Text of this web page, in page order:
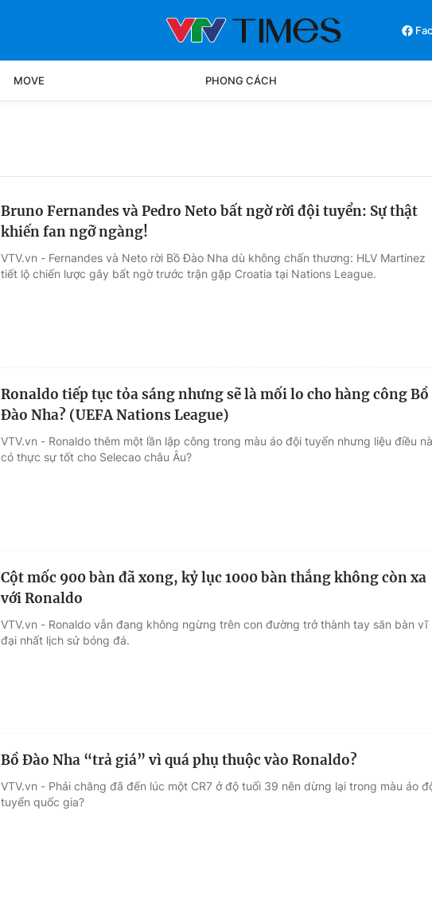
MOVE PHONG CÁCH
Bruno Fernandes và Pedro Neto bất ngờ rời đội tuyển: Sự thật
khiến fan ngỡ ngàng!
VTV.vn - Fernandes và Neto rời Bồ Đào Nha dù không chấn thương: HLV Martinez
tiết lộ chiến lược gây bất ngờ trước trận gặp Croatia tại Nations League.
Ronaldo tiếp tục tỏa sáng nhưng sẽ là mối lo cho hàng công Bồ
Đào Nha? (UEFA Nations League)
VTV.vn - Ronaldo thêm một lần lập công trong màu áo đội tuyển nhưng liệu điều
có thực sự tốt cho Selecao châu Âu?
Cột mốc 900 bàn đã xong, kỷ lục 1000 bàn thắng không còn xa
với Ronaldo
VTV.vn - Ronaldo vẫn đang không ngừng trên con đường trở thành tay săn bàn vĩ
đại nhất lịch sử bóng đá.
Bồ Đào Nha “trả giá” vì quá phụ thuộc vào Ronaldo?
VTV.vn - Phải chăng đã đến lúc một CR7 ở độ tuổi 39 nên dừng lại trong màu áo
tuyển quốc gia?